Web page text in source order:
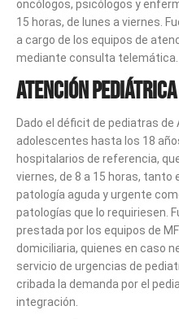
oncólogos, psicólogos y
15 horas, de lunes a viernes.
a cargo de los equipos de
mediante consulta telemática.
Atención pediátrica
Dado el déficit de pediatras de
adolescentes hasta los 18
hospitalarios de referencia,
viernes, de 8 a 15 horas,
patología aguda y urgente
patologías que lo requiriesen.
prestada por los equipos de
domiciliaria, quienes en caso
servicio de urgencias de
cribada la demanda por el
integración.